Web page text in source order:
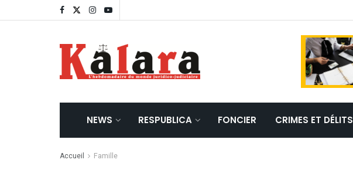
NEWS RESPUBLICA FONCIER CRIMES ET DÉLITS
Accueil Famille